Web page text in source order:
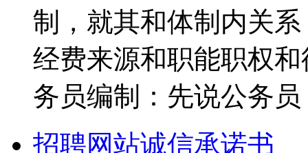
制，就其和体制内关
经费来源和职能职权
务员编制：先说公务
招聘网站诚信承诺书